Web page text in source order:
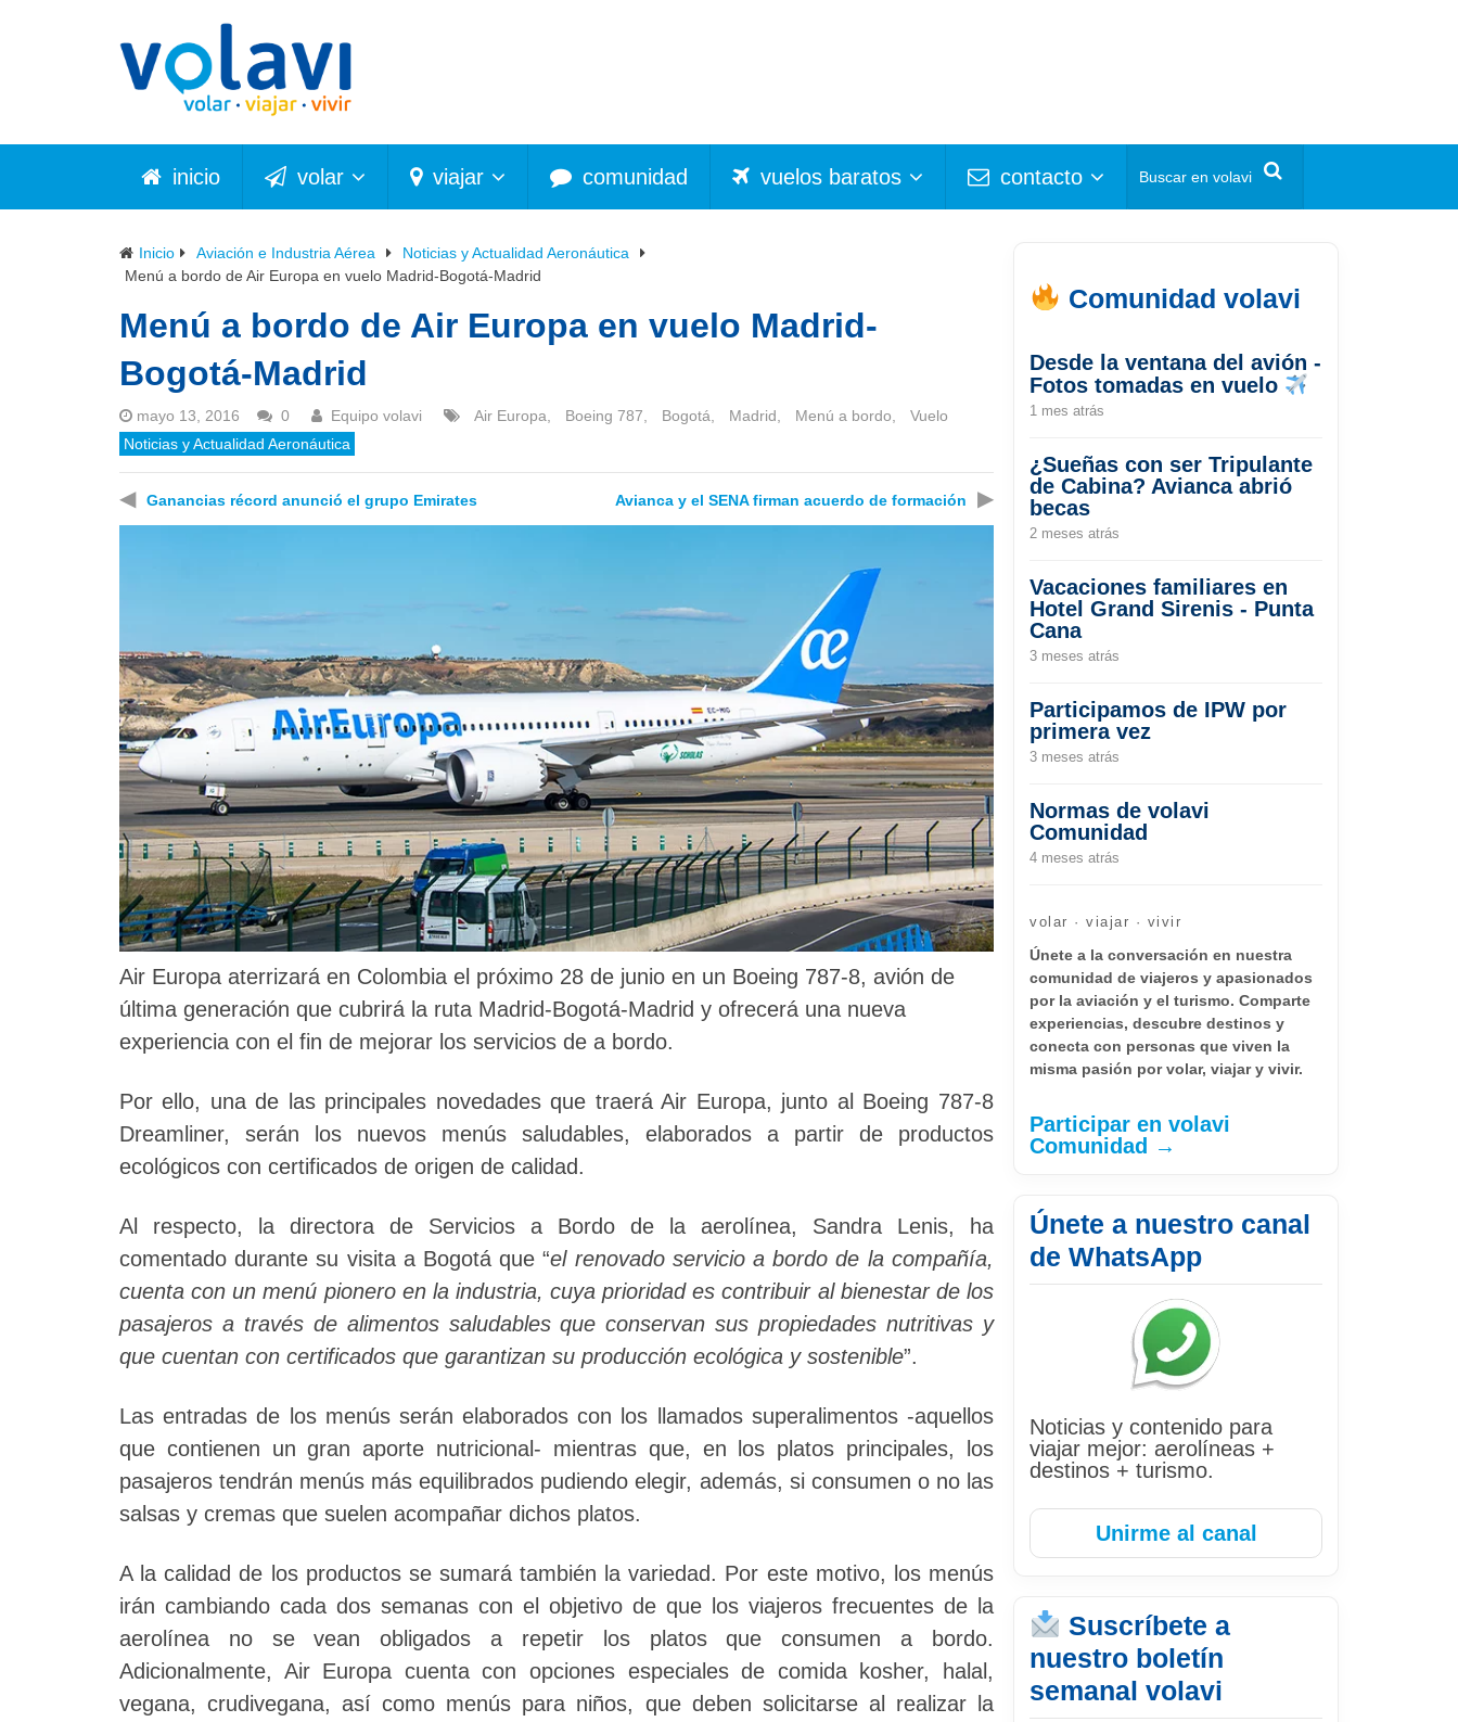
inicio volar viajar comunidad vuelos baratos contacto
Inicio Aviación e Industria Aérea
Noticias y Actualidad Aeronáutica
Menú a bordo de Air Europa en vuelo Madrid-Bogotá-Madrid
Menú a bordo de Air Europa en vuelo Madrid-
Bogotá-Madrid
mayo 13, 2016 0 Equipo volavi Air Europa Boeing 787 Bogotá Madrid Menú a bordo
Vuelo
Noticias y Actualidad Aeronáutica
◀ Ganancias récord anunció el grupo Emirates Avianca y el SENA firman acuerdo de formación ▶
Air Europa aterrizará en Colombia el próximo 28 de junio en un Boeing 787-8, avión de
última generación que cubrirá la ruta Madrid-Bogotá-Madrid y ofrecerá una nueva
experiencia con el fin de mejorar los servicios de a bordo.
Por ello, una de las principales novedades que traerá Air Europa, junto al Boeing 787-8
Dreamliner, serán los nuevos menús saludables, elaborados a partir de productos
ecológicos con certificados de origen de calidad.
Al respecto, la directora de Servicios a Bordo de la aerolínea, Sandra Lenis, ha
comentado durante su visita a Bogotá que “el renovado servicio a bordo de la compañía,
cuenta con un menú pionero en la industria, cuya prioridad es contribuir al bienestar de los
pasajeros a través de alimentos saludables que conservan sus propiedades nutritivas y
que cuentan con certificados que garantizan su producción ecológica y sostenible”.
Las entradas de los menús serán elaborados con los llamados superalimentos -aquellos
que contienen un gran aporte nutricional- mientras que, en los platos principales, los
pasajeros tendrán menús más equilibrados pudiendo elegir, además, si consumen o no las
salsas y cremas que suelen acompañar dichos platos.
A la calidad de los productos se sumará también la variedad. Por este motivo, los menús
irán cambiando cada dos semanas con el objetivo de que los viajeros frecuentes de la
aerolínea no se vean obligados a repetir los platos que consumen a bordo.
Adicionalmente, Air Europa cuenta con opciones especiales de comida kosher, halal,
vegana, crudivegana, así como menús para niños, que deben solicitarse al realizar la
Comunidad volavi
Desde la ventana del avión -
Fotos tomadas en vuelo
1 mes atrás
¿Sueñas con ser Tripulante
de Cabina? Avianca abrió
becas
2 meses atrás
Vacaciones familiares en
Hotel Grand Sirenis - Punta
Cana
3 meses atrás
Participamos de IPW por
primera vez
3 meses atrás
Normas de volavi
Comunidad
4 meses atrás
volar · viajar · vivir
Únete a la conversación en nuestra
comunidad de viajeros y apasionados
por la aviación y el turismo. Comparte
experiencias, descubre destinos y
conecta con personas que viven la
misma pasión por volar, viajar y vivir.
Participar en volavi
Comunidad →
Únete a nuestro canal
de WhatsApp
Noticias y contenido para
viajar mejor: aerolíneas +
destinos + turismo.
Unirme al canal
Suscríbete a
nuestro boletín
semanal volavi